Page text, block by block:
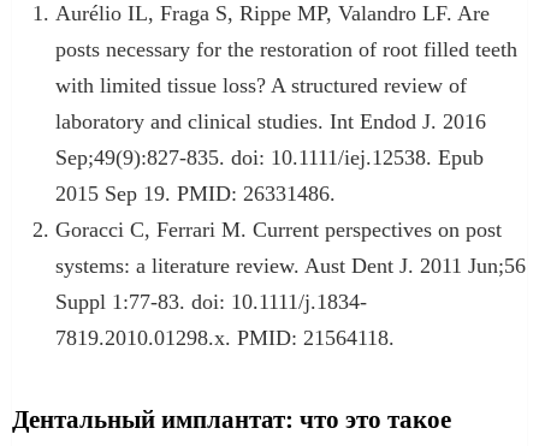
Aurélio IL, Fraga S, Rippe MP, Valandro LF. Are
posts necessary for the restoration of root filled teeth
with limited tissue loss? A structured review of
laboratory and clinical studies. Int Endod J. 2016
Sep;49(9):827-835. doi: 10.1111/iej.12538. Epub
2015 Sep 19. PMID: 26331486.
Goracci C, Ferrari M. Current perspectives on post
systems: a literature review. Aust Dent J. 2011 Jun;56
Suppl 1:77-83. doi: 10.1111/j.1834-
7819.2010.01298.x. PMID: 21564118.
Дентальный имплантат: что это такое